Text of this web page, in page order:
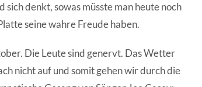
sich denkt, sowas müsste man heute noch
seine wahre Freude haben.
Die Leute sind genervt. Das Wetter
nicht auf und somit gehen wir durch die